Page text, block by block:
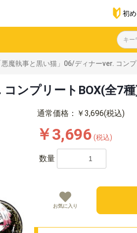
初
魔執事と黒い猫」06/ディナーver. コン
ンプリートBOX(全7
通常価格：￥3,696(税込)
￥3,696 (税込)
お気に入り
数量